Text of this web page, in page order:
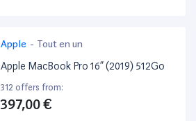
Apple - Tout en un
Apple MacBook Pro 16” (2019) 512Go
312 offers from:
397,00 €